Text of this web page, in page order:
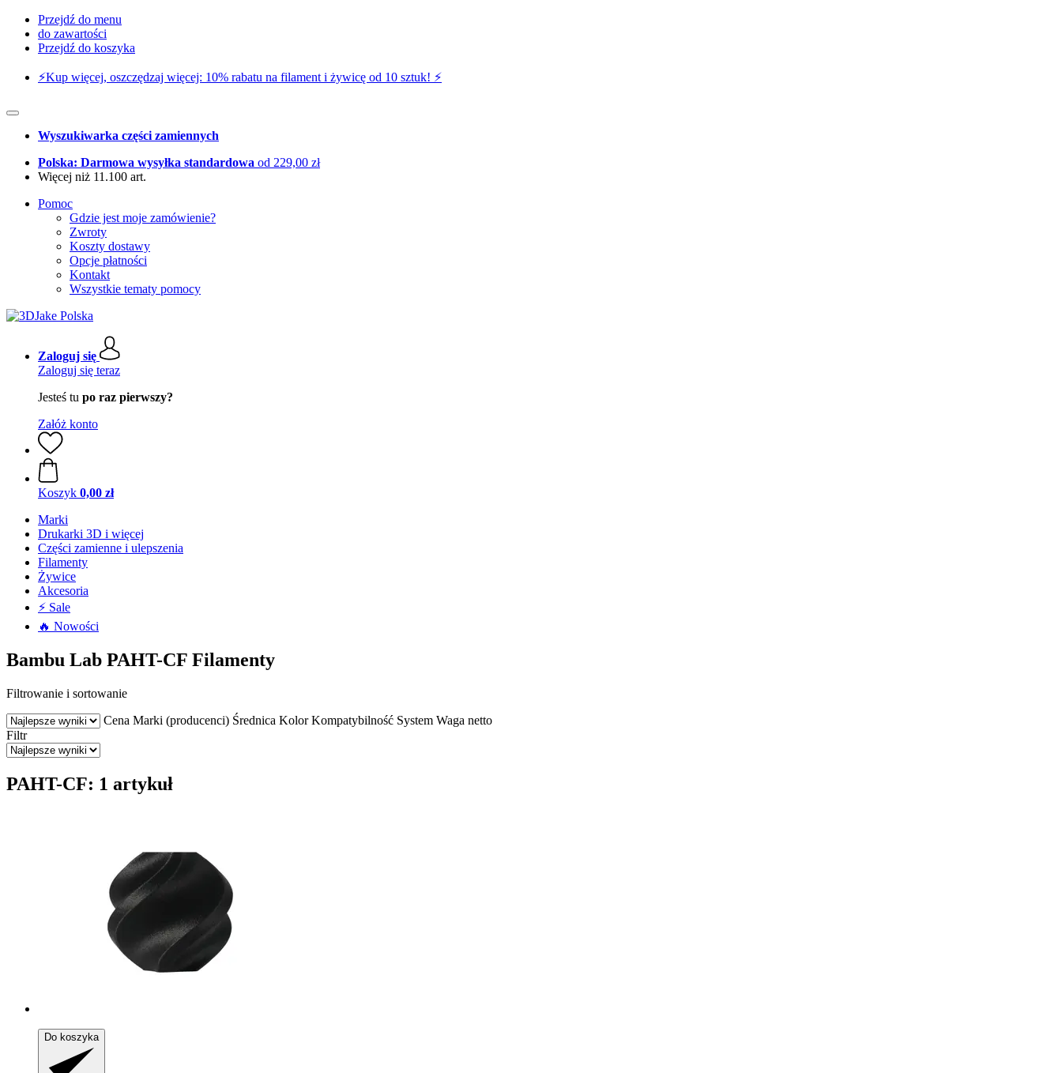
Przejdź do menu
do zawartości
Przejdź do koszyka
⚡️Kup więcej, oszczędzaj więcej: 10% rabatu na filament i żywicę od 10 sztuk! ⚡️
Wyszukiwarka części zamiennych
Polska: Darmowa wysyłka standardowa od 229,00 zł
Więcej niż 11.100 art.
Pomoc
Gdzie jest moje zamówienie?
Zwroty
Koszty dostawy
Opcje płatności
Kontakt
Wszystkie tematy pomocy
Zaloguj się
Zaloguj się teraz
Jesteś tu po raz pierwszy?
Załóż konto
Koszyk 0,00 zł
Marki
Drukarki 3D i więcej
Części zamienne i ulepszenia
Filamenty
Żywice
Akcesoria
⚡ Sale
🔥 Nowości
Bambu Lab PAHT-CF Filamenty
Filtrowanie i sortowanie
Cena Marki (producenci) Średnica Kolor Kompatybilność System Waga netto
Filtr
PAHT-CF: 1 artykuł
Do koszyka